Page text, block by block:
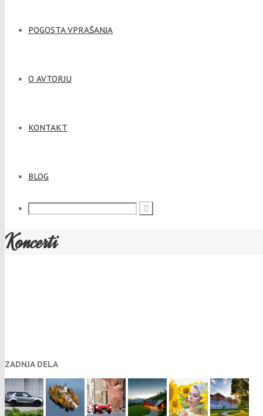
POGOSTA VPRAŠANJA
O AVTORJU
KONTAKT
BLOG
Koncerti
ZADNJA DELA